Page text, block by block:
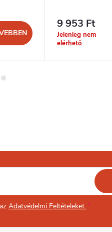
9 953 Ft
Jelenleg nem
elérhető
Adatvédelmi Feltételeket.